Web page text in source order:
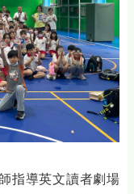
指導英文讀者劇場